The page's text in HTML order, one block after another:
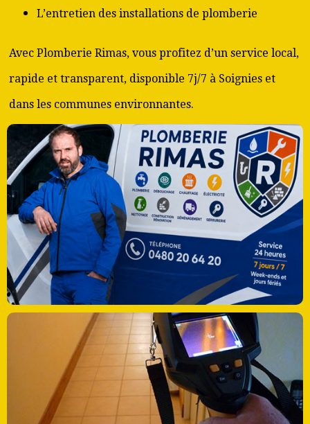
L’entretien des installations de plomberie
Avec Plomberie Rimas, vous profitez d’un service local,
rapide et transparent, disponible 7j/7 à Soignies et
dans les communes environnantes.